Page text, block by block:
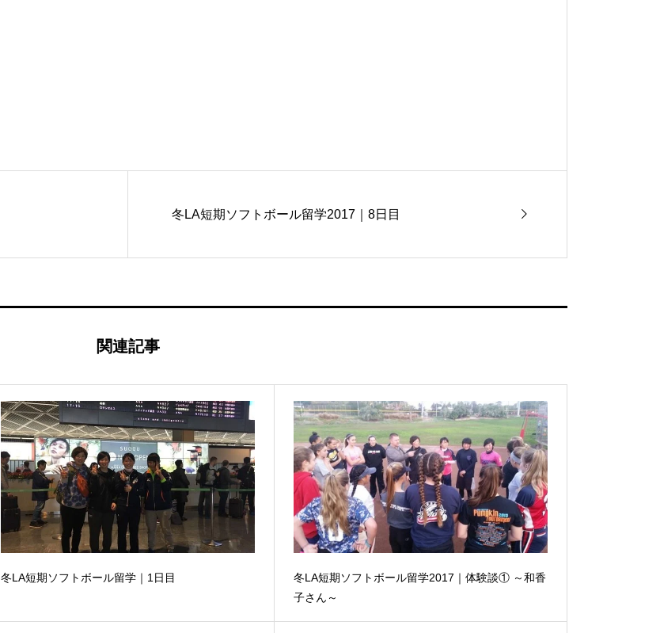
冬LA短期ソフトボール留学2017｜8日目
関連記事
冬LA短期ソフトボール留学｜1日目
冬LA短期ソフトボール留学2017｜体験談① ～和香
子さん～